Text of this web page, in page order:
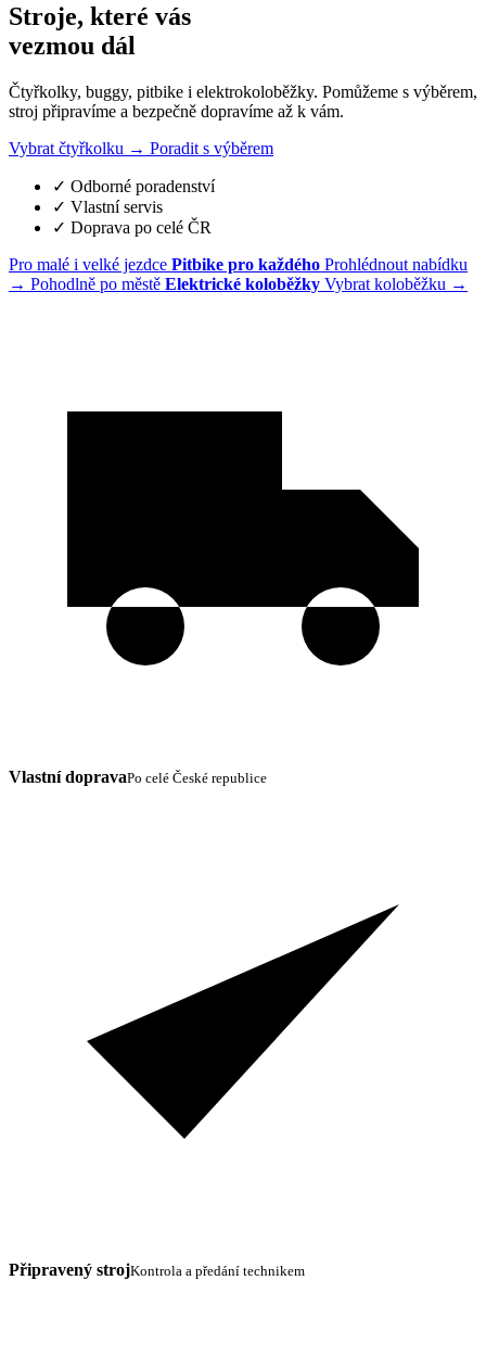
Stroje, které vás
vezmou dál
Čtyřkolky, buggy, pitbike i elektrokoloběžky. Pomůžeme s výběrem,
stroj připravíme a bezpečně dopravíme až k vám.
Vybrat čtyřkolku → Poradit s výběrem
✓ Odborné poradenství
✓ Vlastní servis
✓ Doprava po celé ČR
Pro malé i velké jezdce Pitbike pro každého Prohlédnout nabídku
→ Pohodlně po městě Elektrické koloběžky Vybrat koloběžku →
Vlastní dopravaPo celé České republice
Připravený strojKontrola a předání technikem